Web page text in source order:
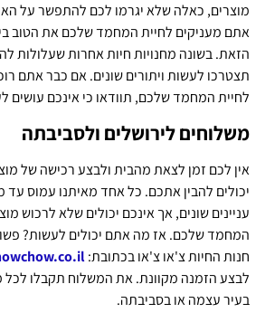
מוצרים, כאלה שלא יגרמו לכם להתפשר על
אתם מעניקים לחיית המחמד שלכם את הטוב
הזאת. בשונה מחנויות חיות אחרות שעלולות
תצטרכו לעשות ויתורים שונים. אם כבר אתם
לחיית המחמד שלכם, תוודאו כי אינכם עושים
משלוחים לירושלים ולסביבתה
אין לכם זמן לצאת מהבית ולבצע רכישה של
יכולים להבין אתכם. כל אחד מאיתנו עמוס עד
עניינים שונים, אך אינכם יכולים שלא לרכוש
המחמד שלכם. אז מה אתם יכולים לעשות?
חנות החיות צ'או צ'או בכתובת:
לבצע הזמנה מקוונת. את המשלוח תקבלו לכל
בעיר עצמה או בסביבתה.